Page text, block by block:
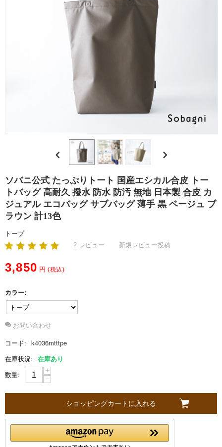
選
び
b
a
n
に
つ
ソバニ公式 たっぷりトート 国産エシカル合皮 トー
トバッグ 高耐久 撥水 防水 防汚 無地 日本製 合皮 カ
ジュアル エコバッグ サブバッグ 薄手 黒 ベージュ ブ
ラウン 計13色
トープ
2 レビュー 新規レビュー投稿
3,850 円 (税込)
カラー:
お問い合わせ
コード: k4036mtttpe
在庫状況: 在庫あり
数量:
+
−
ショッピングカートに入れる